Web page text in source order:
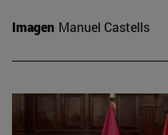
Imagen Manuel Castells